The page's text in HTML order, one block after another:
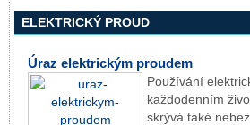
ELEKTRICKÝ PROUD
Úraz elektrickým proudem
Používání
každodenním
skrývá také